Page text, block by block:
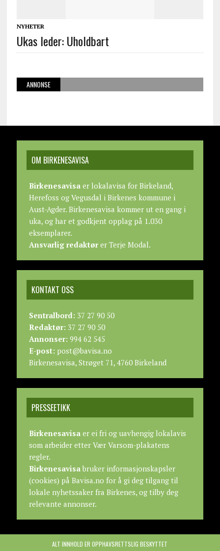
NYHETER
Ukas leder: Uholdbart
ANNONSE
OM BIRKENESAVISA
Birkenesavisaer lokalavisa for Birkeland,
Herefoss og Vegusdal i Birkenes kommune i
Aust-Agder. Birkenesavisa kommer ut en gang i
uka, og har et godkjent opplag på 1.030
eksemplarer.
Ansvarlig redaktører Terje Modal.
KONTAKT OSS
Sentralbord:37 27 90 50
Redaktør:37 27 90 50
Annonser:994 62 545
E-post:post@bavisa.no
Birkenesavisa, Strøget 71, 4760 Birkeland
PRESSEETIKK
Birkenesavisaer ei fri og uavhengig lokalavis
som arbeider etter Vær Varsom-plakatens
regler.
Birkenesavisabruker informasjonskapsler
(cookies) på Bavisa.no for å gi deg tilgang til
lokale nyhetssaker fra Birkenes, og tilby deg
relevante annonser.
ALT INNHOLD ER OPPHAVSRETTSLIG BESKYTTET